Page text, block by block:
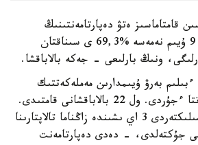
قامتاماسىز ەتۋ دەپارتامەنتىنىڭ
مالىمەتىنە سۇيەنسەك، 9 ۇيىم نەمەسە %69,3 ى سىناقتان
ونىڭ بارلىعى - جەكە بالاباقشا.
بەرۋ ۇيىمدارىن مەملەكەتتىك
اتتەستاتتاۋ جاڭا فورماتتا ءجۇردى. ول 22 بالاباقشانى قامتىدى.
13 ىنە انىقتالعان كەمشىلىكتەردى 3 اي ىشىندە زاڭناما تالاپتارىنا
جۇكتەلدى، - دەدى دەپارتامەنت